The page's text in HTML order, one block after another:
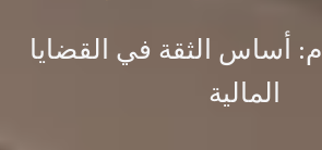
أساس الثقة في القضايا
المالية